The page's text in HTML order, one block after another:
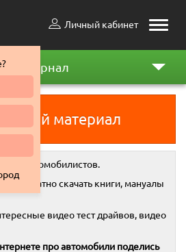
Toggle
Личный кабинет
свой материал
для автомобилистов.
бесплатно скачать книги, мануалы
видео тест драйвов, видео
про автомобили поделись